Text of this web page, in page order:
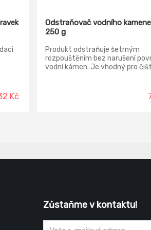
S
Kč
Odstraňovač vodního
250 g
Produkt odstraňuje šetrným
rozpouštěním bez narušení
vodní kámen. Je vhodný pro
Zůstaňme v kontaktu!